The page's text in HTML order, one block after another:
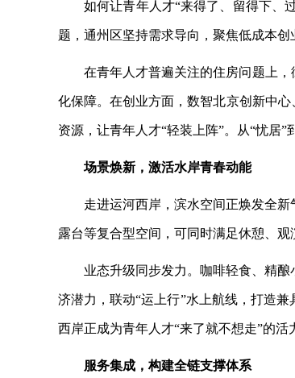
如何让青年人才“来得了、留得下、
题，通州区坚持需求导向，聚焦低成本
在青年人才普遍关注的住房问题上，
化保障。在创业方面，数智北京创新中
资源，让青年人才“轻装上阵”。从“忧居”
场景焕新，激活水岸青春动能
走进运河西岸，滨水空间正焕发全
露台等复合型空间，可同时满足休憩、
业态升级同步发力。咖啡轻食、精
济潜力，联动“运上行”水上航线，打造
西岸正成为青年人才“来了就不想走”的活
服务集成，构建全链支撑体系